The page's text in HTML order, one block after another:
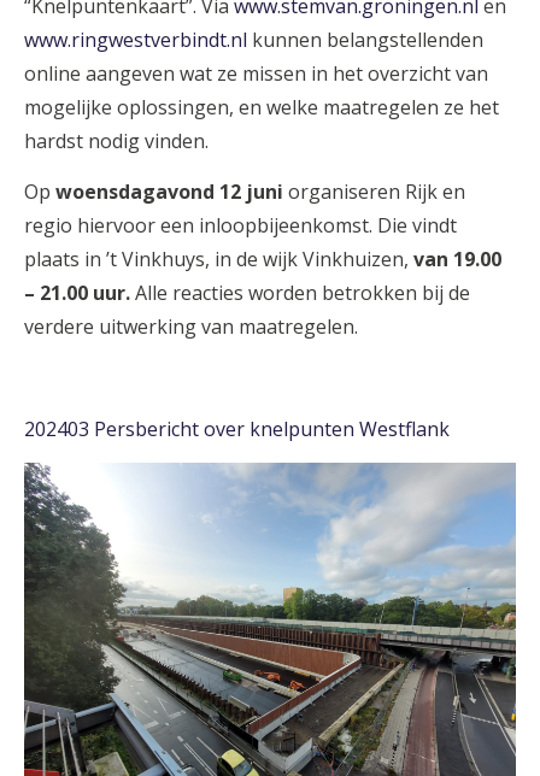
“Knelpuntenkaart”. Via www.stemvan.groningen.nl en
www.ringwestverbindt.nl kunnen belangstellenden
online aangeven wat ze missen in het overzicht van
mogelijke oplossingen, en welke maatregelen ze het
hardst nodig vinden.
Op woensdagavond 12 juni organiseren Rijk en
regio hiervoor een inloopbijeenkomst. Die vindt
plaats in ’t Vinkhuys, in de wijk Vinkhuizen, van 19.00
– 21.00 uur.Alle reacties worden betrokken bij de
verdere uitwerking van maatregelen.
202403 Persbericht over knelpunten Westflank